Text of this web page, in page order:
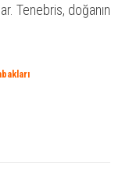
Tenebris, doğanın